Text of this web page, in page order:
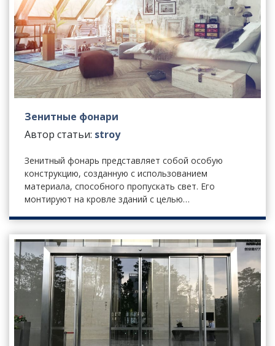
Зенитные фонари
Автор статьи: stroy
Зенитный фонарь представляет собой особую
конструкцию, созданную с использованием
материала, способного пропускать свет. Его
монтируют на кровле зданий с целью…